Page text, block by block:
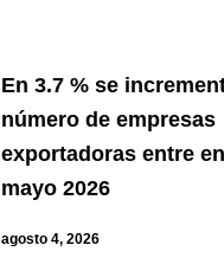
En 3.7 % se
número de empresas
exportadoras entre
mayo 2026
agosto 4, 2026